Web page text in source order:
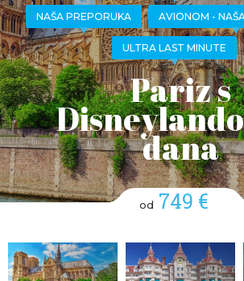
NAŠA PREPORUKA AVIONOM -
ULTRA LAST MINUTE
Pariz s
dana
od 749 €